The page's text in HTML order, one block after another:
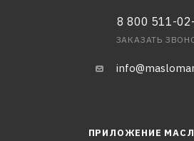
8 800 511-
ЗАКАЗАТЬ
ПРИЛОЖЕНИЕ